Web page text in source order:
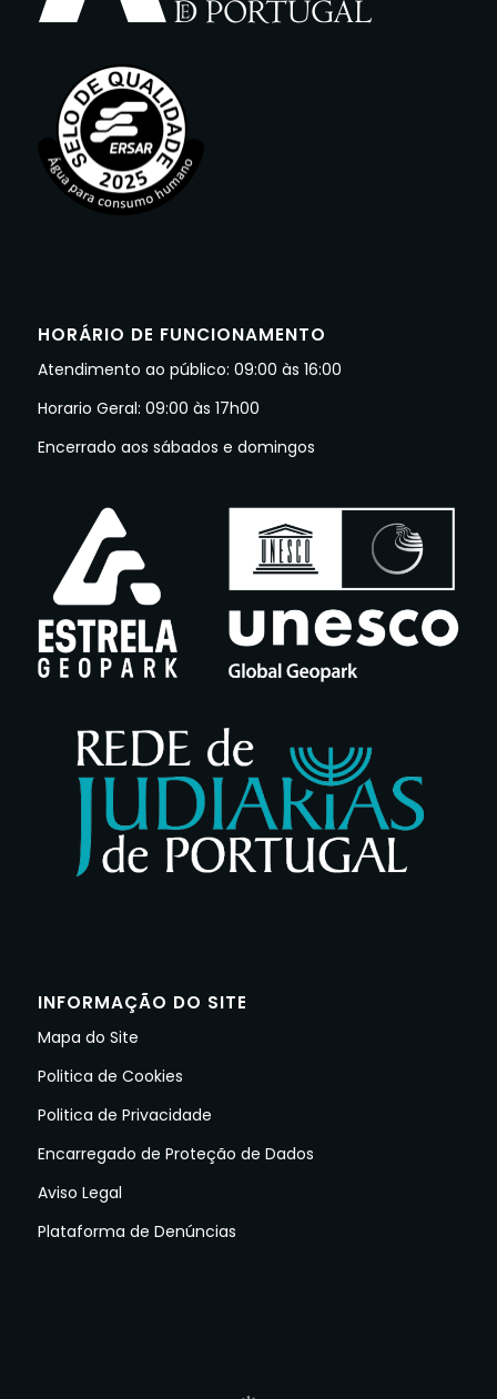
HORÁRIO DE FUNCIONAMENTO
Atendimento ao público: 09:00 às 16:00
Horario Geral: 09:00 às 17h00
Encerrado aos sábados e domingos
INFORMAÇÃO DO SITE
Mapa do Site
Politica de Cookies
Politica de Privacidade
Encarregado de Proteção de Dados
Aviso Legal
Plataforma de Denúncias